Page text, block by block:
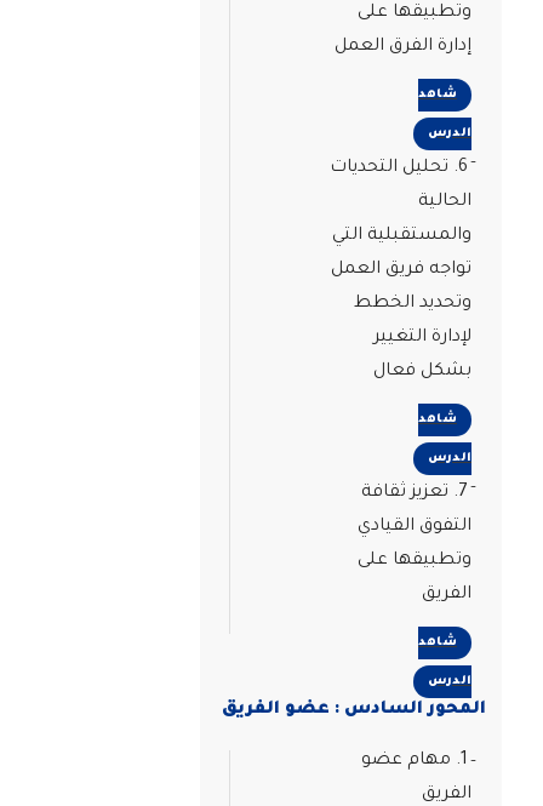
وتطبيقها على
إدارة الفرق العمل
شاهد
الدرس
6. تحليل التحديات
الحالية
والمستقبلية التي
تواجه فريق العمل
وتحديد الخطط
لإدارة التغيير
بشكل فعال
شاهد
الدرس
7. تعزيز ثقافة
التفوق القيادي
وتطبيقها على
الفريق
شاهد
الدرس
المحور السادس : عضو الفريق
1. مهام عضو
الفريق